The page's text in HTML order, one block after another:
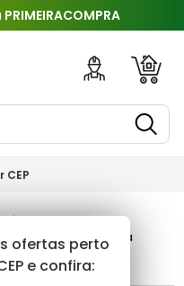
CEP
ofertas perto
e confira:
Aço 304 Agua